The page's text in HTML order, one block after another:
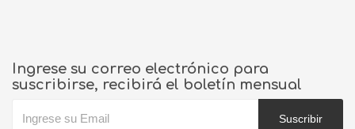
Ingrese su correo electrónico para
suscribirse, recibirá el boletín mensual
Suscribir